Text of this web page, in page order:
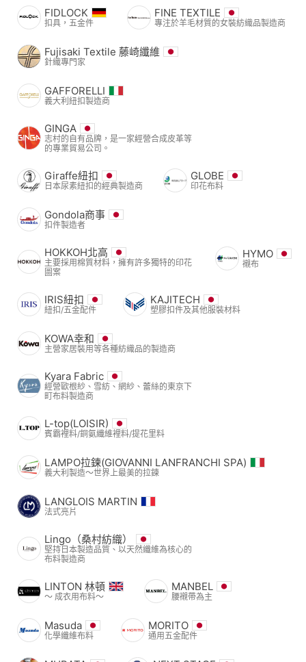
FIDLOCK
扣具，五金件
FINE TEXTILE
專注於羊毛材質的女裝紡織品製造商
Fujisaki Textile 藤崎纖維
針織專門家
GAFFORELLI
義大利紐扣製造商
GINGA
志村的自有品牌，是一家經營合成皮革等
的專業貿易公司。
Giraffe紐扣
日本尿素紐扣的經典製造商
GLOBE
印花布料
Gondola商事
扣件製造者
HOKKOH北高
主要採用棉質材料，擁有許多獨特的印花
圖案
HYMO
襯布
IRIS紐扣
紐扣/五金配件
KAJITECH
塑膠扣件及其他服裝材料
KOWA幸和
主營家居裝用等各種紡織品的製造商
Kyara Fabric
經營歐根紗、雪紡、網紗、蕾絲的東京下
町布料製造商
L-top(LOISIR)
賓霸裡料/銅氨纖維裡料/提花里料
LAMPO拉鍊(GIOVANNI LANFRANCHI SPA)
義大利製造～世界上最美的拉鍊
LANGLOIS MARTIN
法式亮片
Lingo（桑村紡織）
堅持日本製造品質、以天然纖維為核心的
布料製造商
LINTON 林頓
〜 成衣用布料〜
MANBEL
腰襯帶為主
Masuda
化學纖維布料
MORITO
通用五金配件